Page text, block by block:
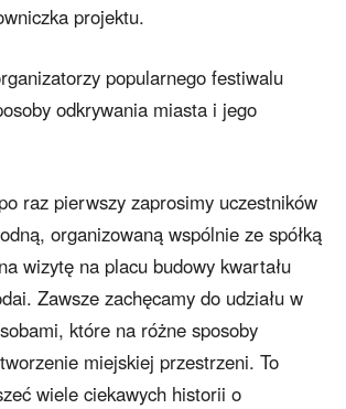
projektu.
popularnego festiwalu
odkrywania miasta i jego
raz pierwszy zaprosimy uczestników
organizowaną wspólnie ze spółką
wizytę na placu budowy kwartału
Zawsze zachęcamy do udziału w
które na różne sposoby
miejskiej przestrzeni. To
wiele ciekawych historii o